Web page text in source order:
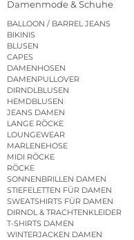
Damenmode & Schuhe
BALLOON / BARREL JEANS
BIKINIS
BLUSEN
CAPES
DAMENHOSEN
DAMENPULLOVER
DIRNDLBLUSEN
HEMDBLUSEN
JEANS DAMEN
LANGE RÖCKE
LOUNGEWEAR
MARLENEHOSE
MIDI RÖCKE
RÖCKE
SONNENBRILLEN DAMEN
STIEFELETTEN FÜR DAMEN
SWEATSHIRTS FÜR DAMEN
DIRNDL & TRACHTENKLEIDER
T-SHIRTS DAMEN
WINTERJACKEN DAMEN